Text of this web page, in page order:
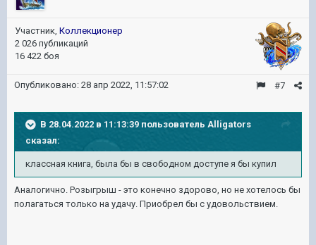
Участник, Коллекционер
2 026 публикаций
16 422 боя
#7
Опубликовано: 28 апр 2022, 11:57:02
В 28.04.2022 в 11:13:39 пользователь Alligators
сказал:
классная книга, была бы в свободном доступе я бы купил
Аналогично. Розыгрыш - это конечно здорово, но не хотелось бы
полагаться только на удачу. Приобрел бы с удовольствием.